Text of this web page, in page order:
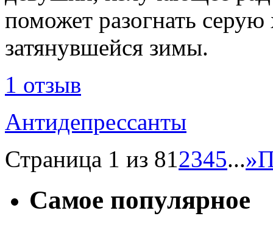
поможет разогнать
затянувшейся зимы.
1 отзыв
Антидепрессанты
Страница 1 из 812345...»
Самое популярное